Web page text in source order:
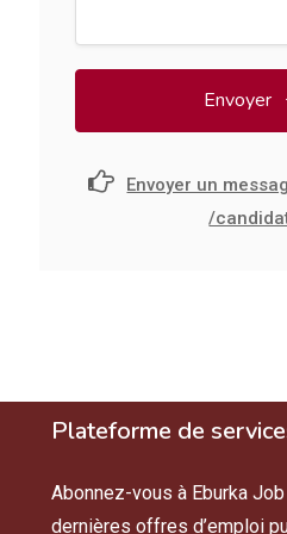
Envoyer
Envoyer un
/
Plateforme de
Abonnez-vous à Eburka
dernières offres d’emploi